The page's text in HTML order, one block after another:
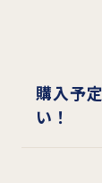
購入予
い！